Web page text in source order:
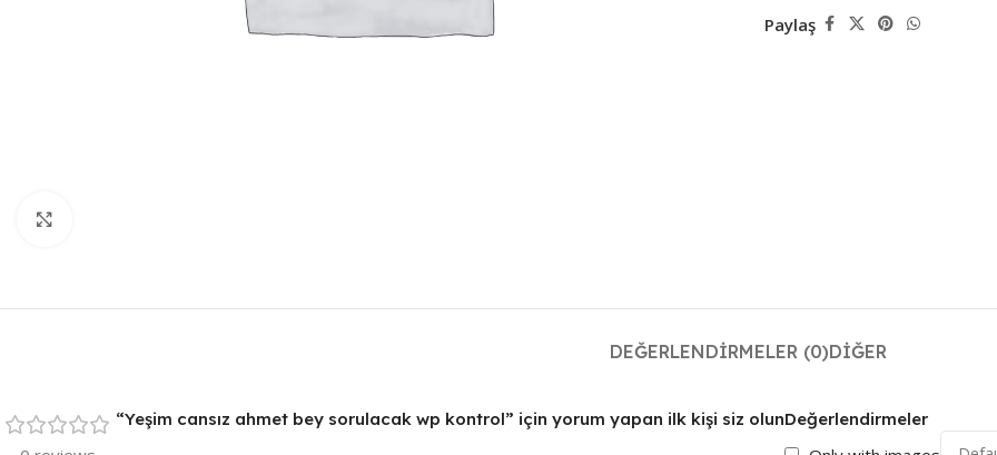
Paylaş
DEĞERLENDIRMELER (0)DIĞER
Değerlendirmeler
“Yeşim cansız ahmet bey sorulacak wp kontrol” için yorum yapan ilk kişi siz olun